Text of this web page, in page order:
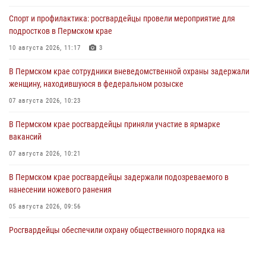
Спорт и профилактика: росгвардейцы провели мероприятие для
подростков в Пермском крае
10 августа 2026, 11:17 3
В Пермском крае сотрудники вневедомственной охраны задержали
женщину, находившуюся в федеральном розыске
07 августа 2026, 10:23
В Пермском крае росгвардейцы приняли участие в ярмарке
вакансий
07 августа 2026, 10:21
В Пермском крае росгвардейцы задержали подозреваемого в
нанесении ножевого ранения
05 августа 2026, 09:56
Росгвардейцы обеспечили охрану общественного порядка на